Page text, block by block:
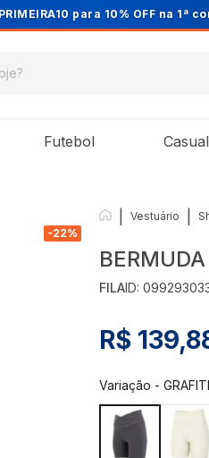
para 10% OFF na 1ª
Futebol Casual
-22%
Vestuário
FILAID:
R$
Variação -